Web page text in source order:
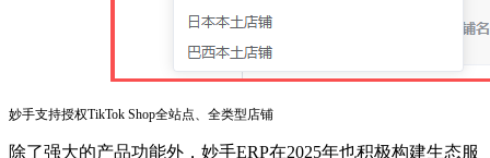
妙手支持授权TikTok Shop全站点、全类型店铺
除了强大的产品功能外，妙手ERP在2025年也积极构建生态服